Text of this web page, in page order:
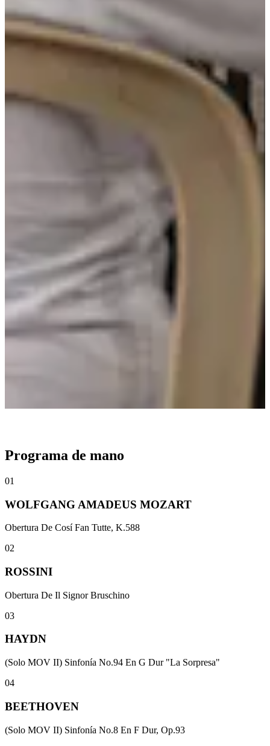
Programa de mano
01
WOLFGANG AMADEUS MOZART
Obertura De Cosí Fan Tutte, K.588
02
ROSSINI
Obertura De Il Signor Bruschino
03
HAYDN
(Solo MOV II) Sinfonía No.94 En G Dur "La Sorpresa"
04
BEETHOVEN
(Solo MOV II) Sinfonía No.8 En F Dur, Op.93